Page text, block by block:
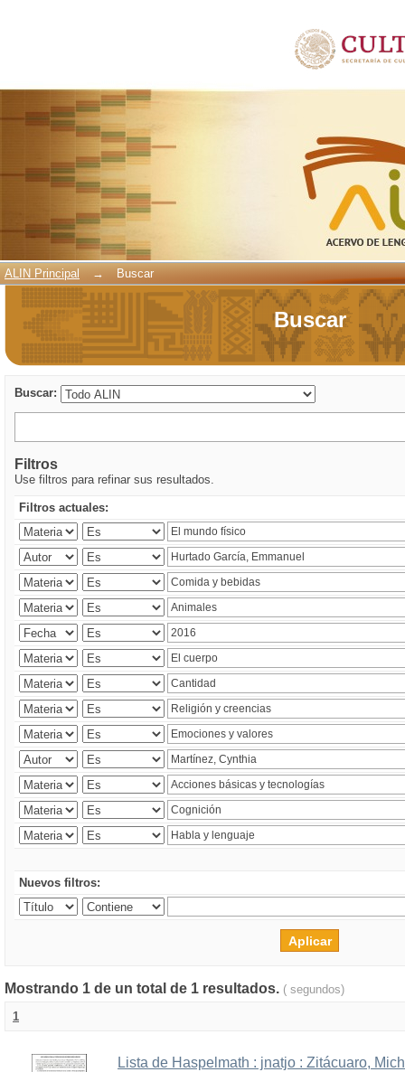
ALIN Principal → Buscar
Buscar
Buscar:
Filtros
Use filtros para refinar sus resultados.
Filtros actuales:
Nuevos filtros:
Mostrando 1 de un total de 1 resultados. ( segundos)
1
Lista de Haspelmath : jnatjo : Zitácuaro,